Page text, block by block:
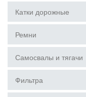
Катки дорожные
Ремни
Самосвалы и тягачи
Фильтра